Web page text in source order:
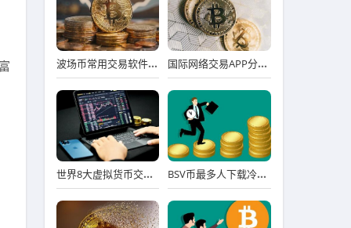
波场币常用交易软件排行榜 国际网络交易APP分享_十大实用靠谱国际网络交易APP市场占有率排名
世界8大虚拟货币交易所排行榜 八大虚拟货币交易平台排名 BSV币最多人下载冷钱包用户量排名 BSV币冷钱包名气最大iOS排行榜